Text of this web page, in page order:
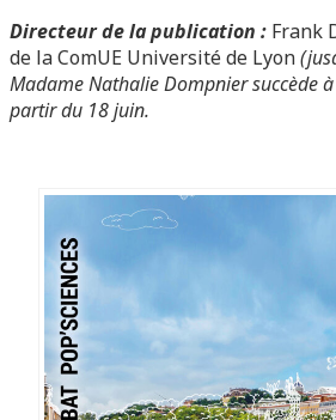
Directeur de la publication : Frank
de la ComUE Université de Lyon
Madame Nathalie Dompnier succède
partir du 18 juin.